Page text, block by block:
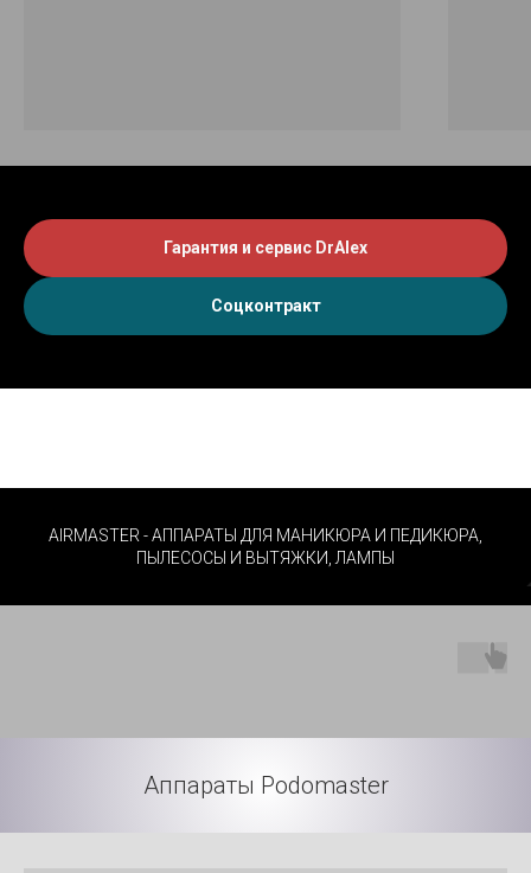
Гарантия и сервис DrAlex
Соцконтракт
AIRMASTER - АППАРАТЫ ДЛЯ МАНИКЮРА И ПЕДИКЮРА,
ПЫЛЕСОСЫ И ВЫТЯЖКИ, ЛАМПЫ
Аппараты Podomaster